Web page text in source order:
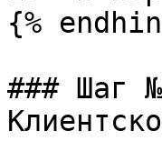
{%
### Шаг